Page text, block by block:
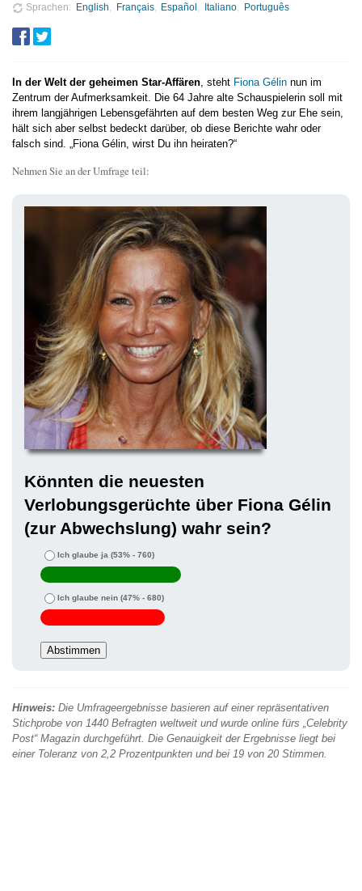
Sprachen
English Français Español Italiano Português
In der Welt der geheimen Star-Affären, steht Fiona Gélin nun im
Zentrum der Aufmerksamkeit. Die 64 Jahre alte Schauspielerin soll mit
ihrem langjährigen Lebensgefährten auf dem besten Weg zur Ehe sein,
hält sich aber selbst bedeckt darüber, ob diese Berichte wahr oder
falsch sind. „Fiona Gélin, wirst Du ihn heiraten?“
Nehmen Sie an der Umfrage teil:
Könnten die neuesten
Verlobungsgerüchte über Fiona Gélin
(zur Abwechslung) wahr sein?
Ich glaube ja (53% - 760)
Ich glaube nein (47% - 680)
Hinweis: Die Umfrageergebnisse basieren auf einer repräsentativen
Stichprobe von 1440 Befragten weltweit und wurde online fürs „Celebrity
Post“ Magazin durchgeführt. Die Genauigkeit der Ergebnisse liegt bei
einer Toleranz von 2,2 Prozentpunkten und bei 19 von 20 Stimmen.